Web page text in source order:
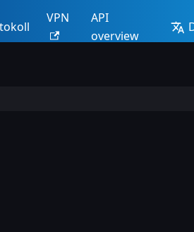
VPN
API
overview